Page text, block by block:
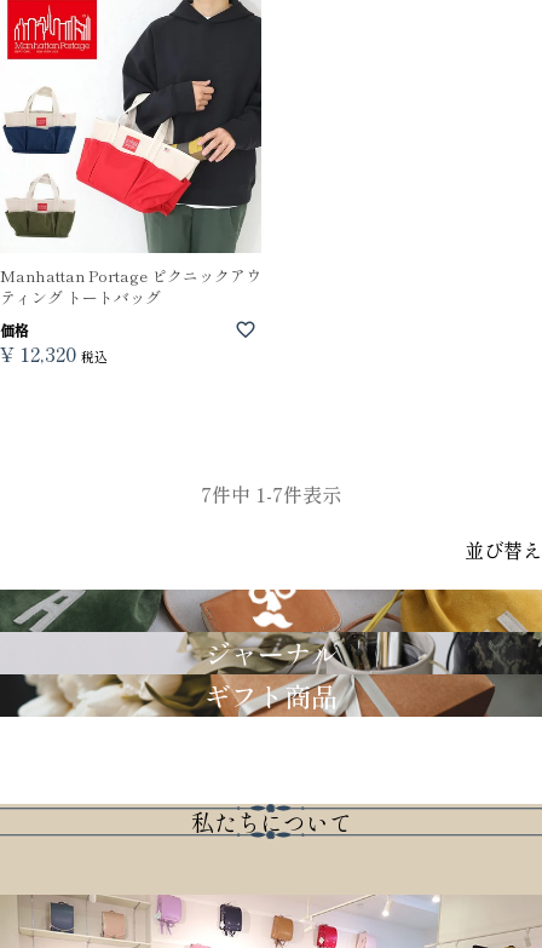
Manhattan Portage ピクニックアウ
ティング トートバッグ
価格
¥ 12,320 税込
並び替え
7件中 1-7件表示
GRIMM LAB
ジャーナル
ギフト商品
私たちについて